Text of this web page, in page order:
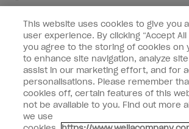
MICH ANMELDEN
Kundeninformationen
OPI & Sie
This website uses cookies to give you
user experience. By clicking “Accept All
you agree to the storing of cookies on
to enhance site navigation, analyze
assist in our marketing effort, and for
personalisations. Please remember
cookies off, certain features of this
not be available to you. Find out more
we use